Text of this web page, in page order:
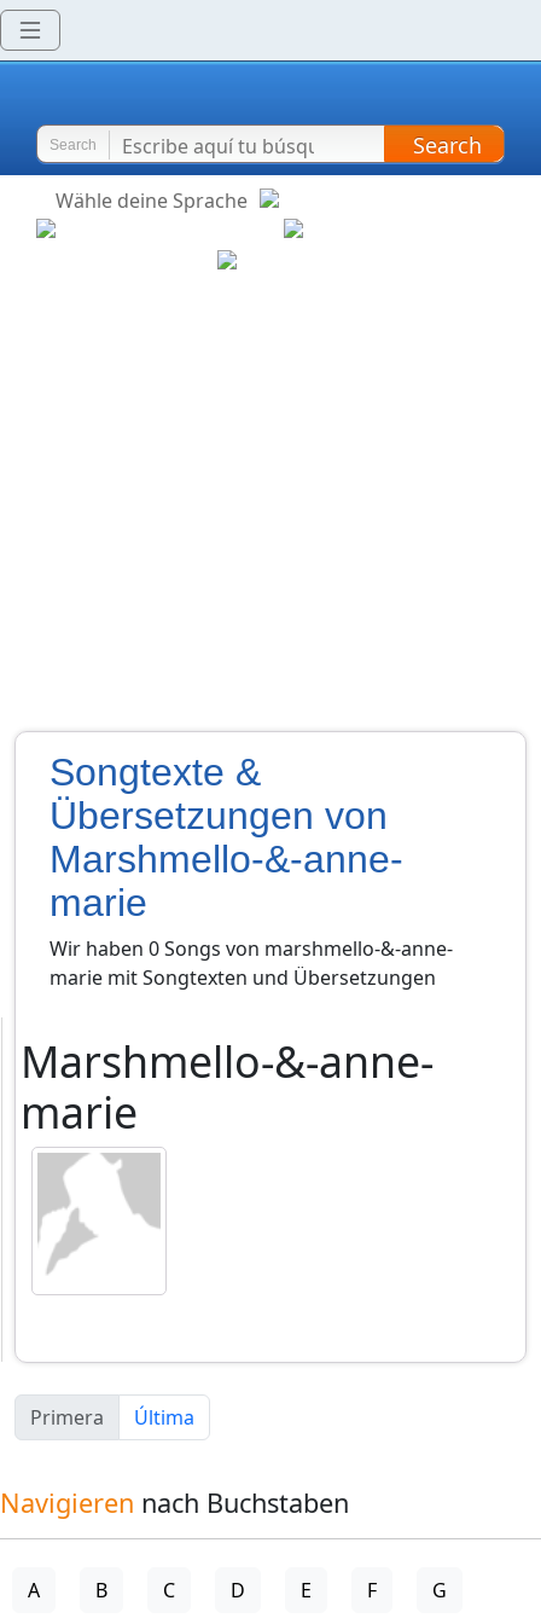
Search Search
Wähle deine Sprache
Songtexte &
Übersetzungen von
Marshmello-&-anne-
marie
Wir haben 0 Songs von marshmello-&-anne-
marie mit Songtexten und Übersetzungen
Marshmello-&-anne-
marie
Primera Última
Navigieren nach Buchstaben
A B C D E F G